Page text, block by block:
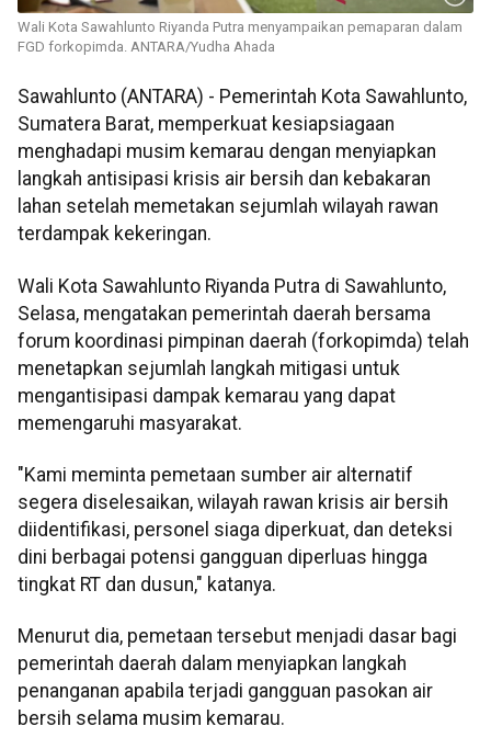
Wali Kota Sawahlunto Riyanda Putra menyampaikan pemaparan dalam
FGD forkopimda. ANTARA/Yudha Ahada
Sawahlunto (ANTARA) - Pemerintah Kota Sawahlunto,
Sumatera Barat, memperkuat kesiapsiagaan
menghadapi musim kemarau dengan menyiapkan
langkah antisipasi krisis air bersih dan kebakaran
lahan setelah memetakan sejumlah wilayah rawan
terdampak kekeringan.
Wali Kota Sawahlunto Riyanda Putra di Sawahlunto,
Selasa, mengatakan pemerintah daerah bersama
forum koordinasi pimpinan daerah (forkopimda) telah
menetapkan sejumlah langkah mitigasi untuk
mengantisipasi dampak kemarau yang dapat
memengaruhi masyarakat.
"Kami meminta pemetaan sumber air alternatif
segera diselesaikan, wilayah rawan krisis air bersih
diidentifikasi, personel siaga diperkuat, dan deteksi
dini berbagai potensi gangguan diperluas hingga
tingkat RT dan dusun," katanya.
Menurut dia, pemetaan tersebut menjadi dasar bagi
pemerintah daerah dalam menyiapkan langkah
penanganan apabila terjadi gangguan pasokan air
bersih selama musim kemarau.